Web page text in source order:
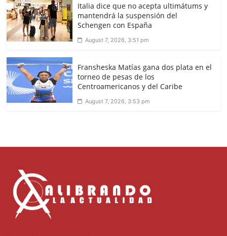
Italia dice que no acepta ultimátums y
mantendrá la suspensión del
Schengen con España
August 7, 2026, 3:51 pm
Fransheska Matías gana dos plata en el
torneo de pesas de los
Centroamericanos y del Caribe
August 7, 2026, 3:53 pm